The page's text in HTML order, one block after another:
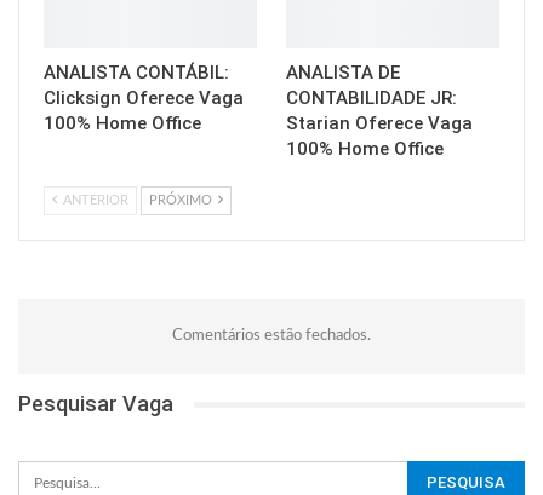
ANALISTA CONTÁBIL:
Clicksign Oferece Vaga
100% Home Office
ANALISTA DE
CONTABILIDADE JR:
Starian Oferece Vaga
100% Home Office
ANTERIOR PRÓXIMO
Comentários estão fechados.
Pesquisar Vaga